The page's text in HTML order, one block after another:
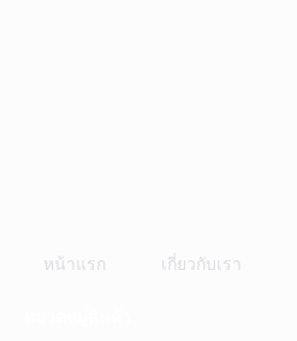
หน้าแรก เกี่ยวกับเรา